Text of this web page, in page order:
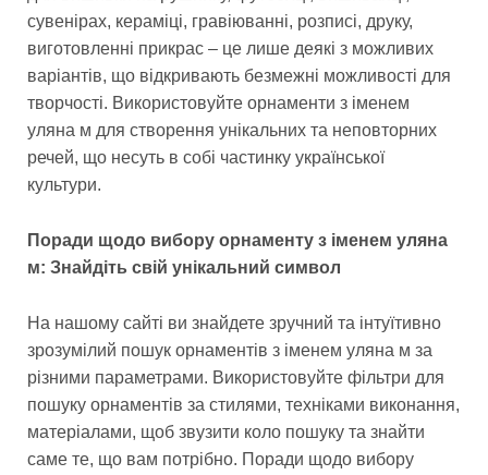
сувенірах, кераміці, гравіюванні, розписі, друку,
виготовленні прикрас – це лише деякі з можливих
варіантів, що відкривають безмежні можливості для
творчості. Використовуйте орнаменти з іменем
уляна м для створення унікальних та неповторних
речей, що несуть в собі частинку української
культури.
Поради щодо вибору орнаменту з іменем уляна
м: Знайдіть свій унікальний символ
На нашому сайті ви знайдете зручний та інтуїтивно
зрозумілий пошук орнаментів з іменем уляна м за
різними параметрами. Використовуйте фільтри для
пошуку орнаментів за стилями, техніками виконання,
матеріалами, щоб звузити коло пошуку та знайти
саме те, що вам потрібно. Поради щодо вибору